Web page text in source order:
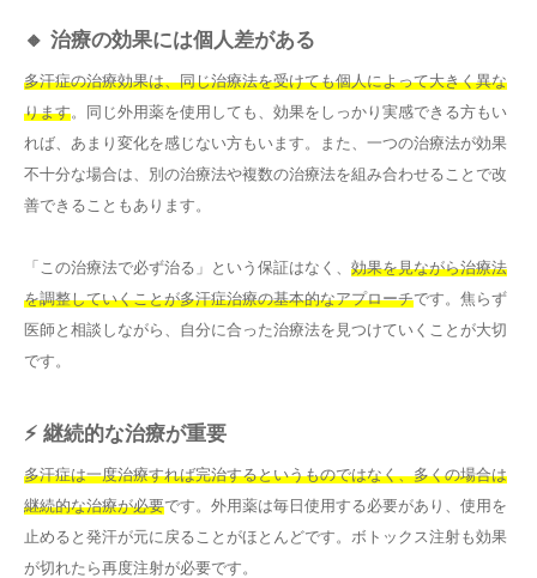
🔸 治療の効果には個人差がある
多汗症の治療効果は、同じ治療法を受けても個人によって大きく異な
ります。同じ外用薬を使用しても、効果をしっかり実感できる方もい
れば、あまり変化を感じない方もいます。また、一つの治療法が効果
不十分な場合は、別の治療法や複数の治療法を組み合わせることで改
善できることもあります。
「この治療法で必ず治る」という保証はなく、 効果を見ながら治療法
を調整していくことが多汗症治療の基本的なアプローチです。焦らず
医師と相談しながら、自分に合った治療法を見つけていくことが大切
です。
⚡ 継続的な治療が重要
多汗症は一度治療すれば完治するというものではなく、多くの場合は
継続的な治療が必要です。外用薬は毎日使用する必要があり、使用を
止めると発汗が元に戻ることがほとんどです。ボトックス注射も効果
が切れたら再度注射が必要です。